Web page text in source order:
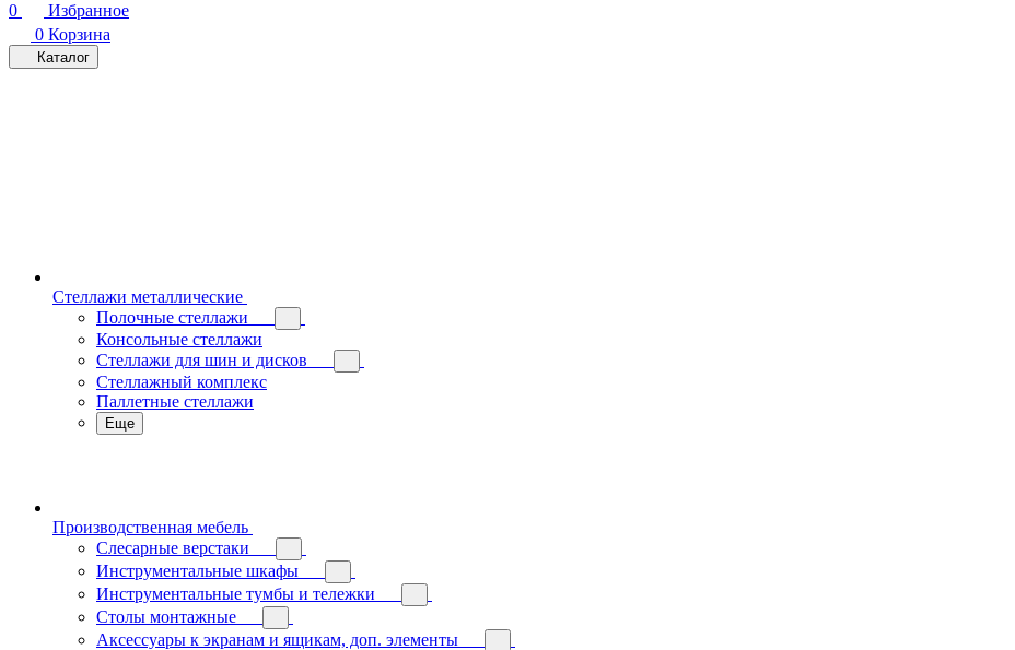
0
Избранное
0 Корзина
Каталог
Стеллажи металлические
Полочные стеллажи
Консольные стеллажи
Стеллажи для шин и дисков
Стеллажный комплекс
Паллетные стеллажи
Еще
Производственная мебель
Слесарные верстаки
Инструментальные шкафы
Инструментальные тумбы и тележки
Столы монтажные
Аксессуары к экранам и ящикам, доп. элементы